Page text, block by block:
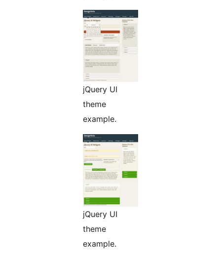
jQuery UI
theme
example.
jQuery UI
theme
example.